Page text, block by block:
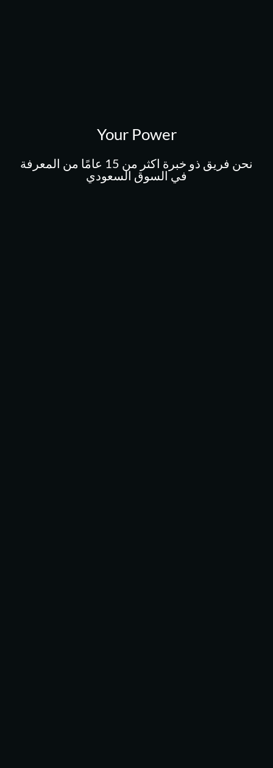
Your Power
نحن فريق ذو خبرة اكثر من 15 عامًا من المعرفة
في السوق السعودي